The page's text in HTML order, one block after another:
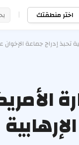
اختر منطقتك |
تحبذ إدراج جماعة